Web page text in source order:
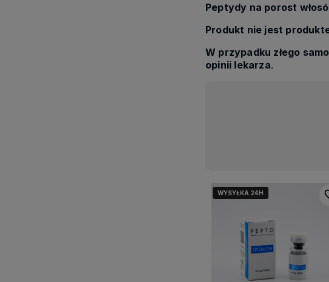
Peptydy na porost
Produkt nie jest
W przypadku złego
opinii lekarza.
WYSYŁKA 24H
WYSYŁKA 24H